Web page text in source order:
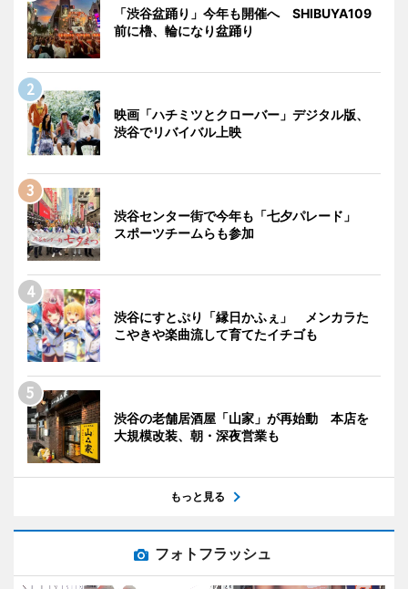
「渋谷盆踊り」今年も開催へ SHIBUYA109
前に櫓、輪になり盆踊り
映画「ハチミツとクローバー」デジタル版、
渋谷でリバイバル上映
渋谷センター街で今年も「七夕パレード」
スポーツチームらも参加
渋谷にすとぷり「縁日かふぇ」 メンカラた
こやきや楽曲流して育てたイチゴも
渋谷の老舗居酒屋「山家」が再始動 本店を
大規模改装、朝・深夜営業も
もっと見る
フォトフラッシュ